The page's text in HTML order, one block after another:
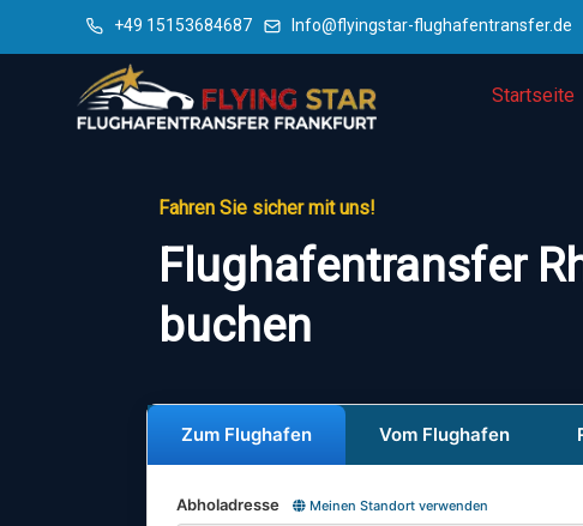
+49 15153684687 Info@flyingstar-flughafentransfer.de
Startseite
Fahren Sie sicher mit uns!
Flughafentransfer
buchen
Zum Flughafen Vom Flughafen
Abholadresse Meinen Standort verwenden